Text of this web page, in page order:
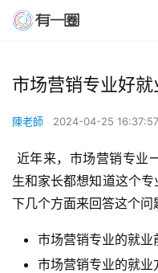
市场营销专业好就
陳老師 2024-04-25 16:37:57
生和家长都想知道这个
下几个方面来回答这个问
市场营销专业的就业
市场营销专业的就业